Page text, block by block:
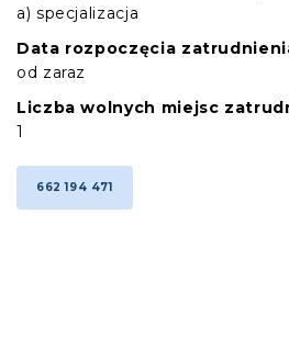
a) specjalizacja
Data rozpoczęcia
od zaraz
Liczba wolnych miejsc
1
662 194 471